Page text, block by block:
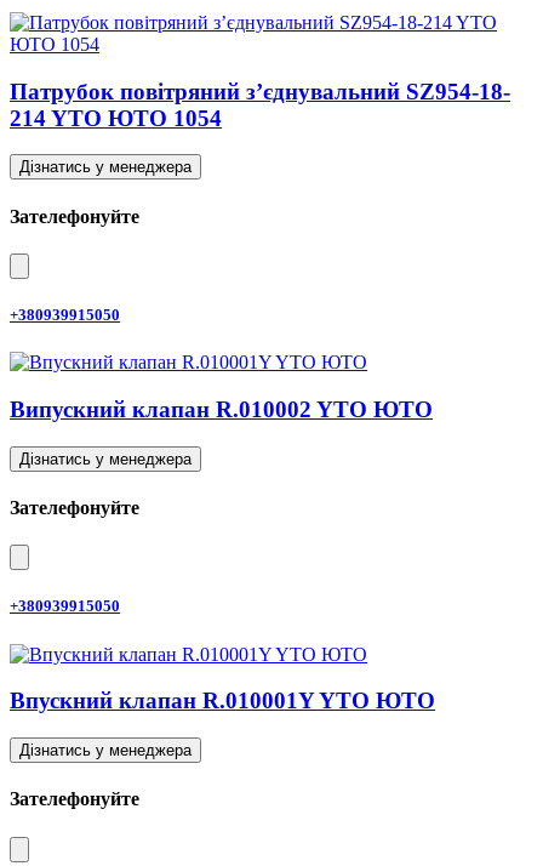
Патрубок повітряний з’єднувальний SZ954-18-
214 YTO ЮТО 1054
Дізнатись у менеджера
Зателефонуйте
+380939915050
Випускний клапан R.010002 YTO ЮТО
Дізнатись у менеджера
Зателефонуйте
+380939915050
Впускний клапан R.010001Y YTO ЮТО
Дізнатись у менеджера
Зателефонуйте